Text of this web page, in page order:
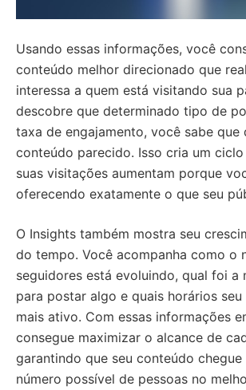
Usando essas informações, você
conteúdo melhor direcionado que
interessa a quem está visitando sua
descobre que determinado tipo de
taxa de engajamento, você sabe que
conteúdo parecido. Isso cria um
suas visitações aumentam porque
oferecendo exatamente o que seu
O Insights também mostra seu
do tempo. Você acompanha como o
seguidores está evoluindo, qual foi a
para postar algo e quais horários
mais ativo. Com essas informações
consegue maximizar o alcance de
garantindo que seu conteúdo
número possível de pessoas no